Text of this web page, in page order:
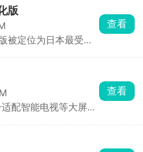
支持按小时、按天等
户可根据需求选择短
，降低体验成本。每
保，租前账号状态透
版
被定位为日本最受欢
角色可供自由选择，
是温柔，每一位都拥
与独特人格。玩家还
拟角色，自由设定外
查看
配智能电视等大屏设
放与精准搜索，智能
查看